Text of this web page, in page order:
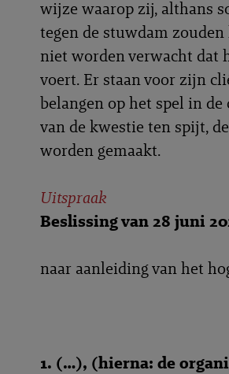
wijze waarop zij, althans
tegen de stuwdam
niet worden verwacht dat
voert. Er staan voor zijn
belangen op het spel in
van de kwestie ten spijt,
worden gemaakt.
Uitspraak
Beslissing van 28 juni
naar aanleiding van het
1. (…), (hierna: de